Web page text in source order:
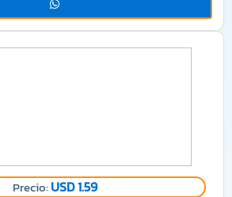
Precio: USD 1.59